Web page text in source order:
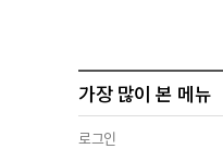
가장 많이 본 메뉴
로그인